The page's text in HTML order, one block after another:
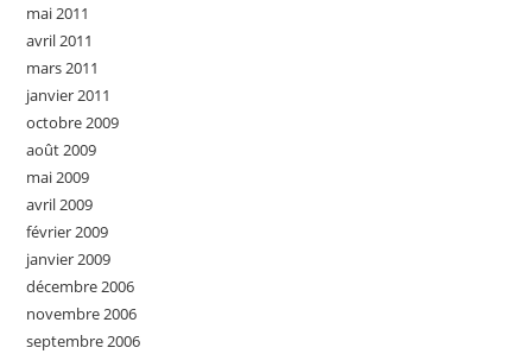
mai 2011
avril 2011
mars 2011
janvier 2011
octobre 2009
août 2009
mai 2009
avril 2009
février 2009
janvier 2009
décembre 2006
novembre 2006
septembre 2006